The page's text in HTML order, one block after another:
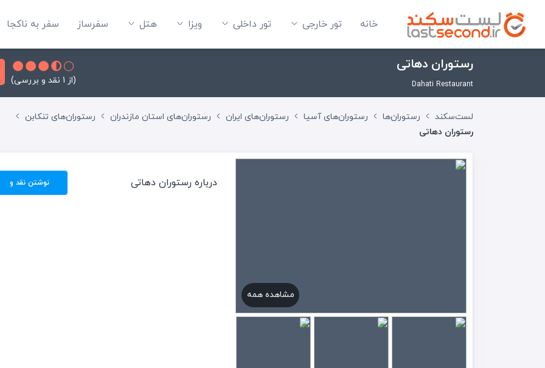
خانه تور خارجی تور داخلی ویزا هتل‌ سفرساز سفر به ناکجا
رستوران دهاتی
Dahati Restaurant (از 1 نقد و بررسی)
لست‌سکند رستوران‌ها رستوران‌های آسیا رستوران‌های ایران رستوران‌های استان مازندران
رستوران‌های تنکابن
رستوران دهاتی
مشاهده همه
درباره رستوران دهاتی
نوشتن نقد و